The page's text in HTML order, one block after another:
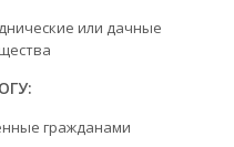
или дачные
гражданами